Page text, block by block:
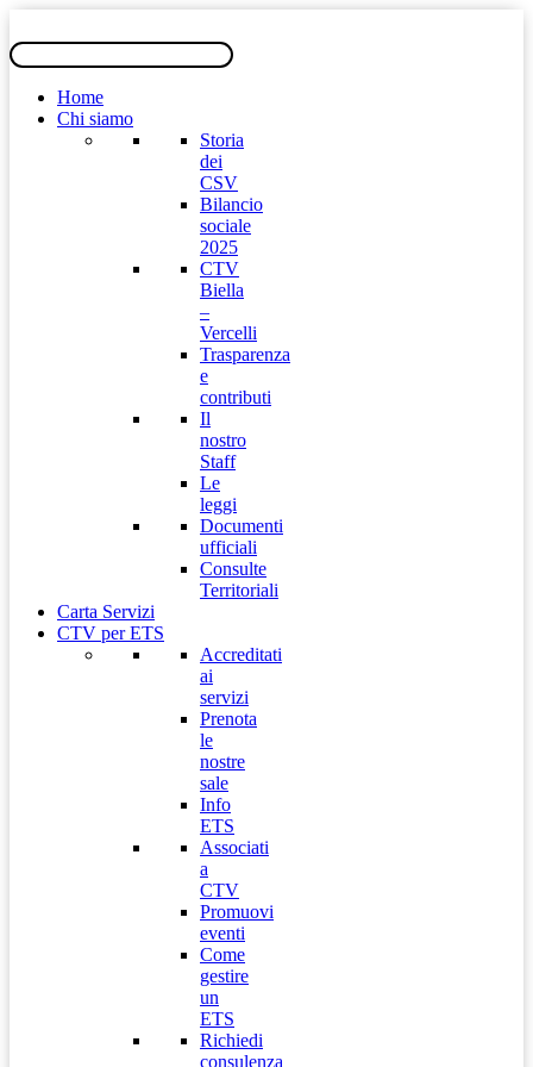
Home
Chi siamo
Storia
dei
CSV
Bilancio
sociale
2025
CTV
Biella
–
Vercelli
Trasparenza
e
contributi
Il
nostro
Staff
Le
leggi
Documenti
ufficiali
Consulte
Territoriali
Carta Servizi
CTV per ETS
Accreditati
ai
servizi
Prenota
le
nostre
sale
Info
ETS
Associati
a
CTV
Promuovi
eventi
Come
gestire
un
ETS
Richiedi
consulenza